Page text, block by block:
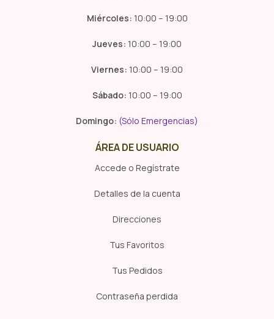
Miércoles: 10:00 – 19:00
Jueves: 10:00 – 19:00
Viernes: 10:00 – 19:00
Sábado: 10:00 – 19:00
Domingo: (Sólo Emergencias)
ÁREA DE USUARIO
Accede o Regístrate
Detalles de la cuenta
Direcciones
Tus Favoritos
Tus Pedidos
Contraseña perdida